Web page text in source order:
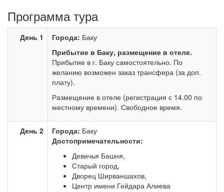
Программа тура
День 1 Города: Баку
Прибытие в Баку, размещение в отеле.
Прибытие в г. Баку самостоятельно. По
желанию возможен заказ трансфера (за доп.
плату).
Размещение в отеле (регистрация с 14.00 по
местному времени). Свободное время.
День 2 Города: Баку
Достопримечательности:
Девичья Башня,
Старый город,
Дворец Ширваншахов,
Центр имени Гейдара Алиева